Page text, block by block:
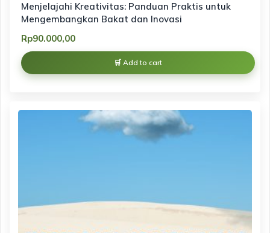
Menjelajahi Kreativitas: Panduan Praktis untuk
Mengembangkan Bakat dan Inovasi
Rp90.000,00
Add to cart